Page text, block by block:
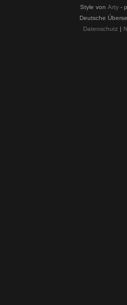
Style von Arty -
Deutsche
Datenschutz|